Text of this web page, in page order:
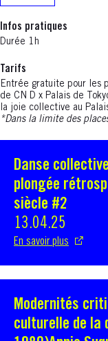
Infos pratiques
Durée 1h
Tarifs
Entrée gratuite pour les
de CN D x Palais de
la joie collective au
*Dans la limite des
Danse
plongée
siècle #2
13.04.25
En savoir plus
S'ouvre dans une
Modernités
culturelle de la
S'ouvre dans une